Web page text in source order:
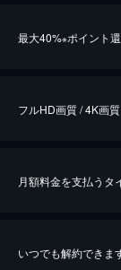
最大40%※ポイント
※40％ポイント還元の対
フルHD画質 / 4K画
月額料金を支払うタ
いつでも解約できま